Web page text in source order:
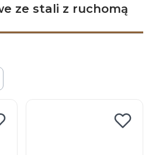
ze stali z ruchomą